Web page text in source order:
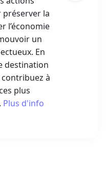
la
l’économie
un
En
destination
à
plus
Plus d'info